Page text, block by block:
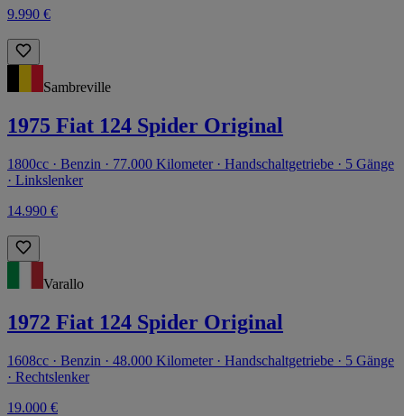
9.990 €
Sambreville
1975 Fiat 124 Spider Original
1800cc · Benzin · 77.000 Kilometer · Handschaltgetriebe · 5 Gänge
· Linkslenker
14.990 €
Varallo
1972 Fiat 124 Spider Original
1608cc · Benzin · 48.000 Kilometer · Handschaltgetriebe · 5 Gänge
· Rechtslenker
19.000 €